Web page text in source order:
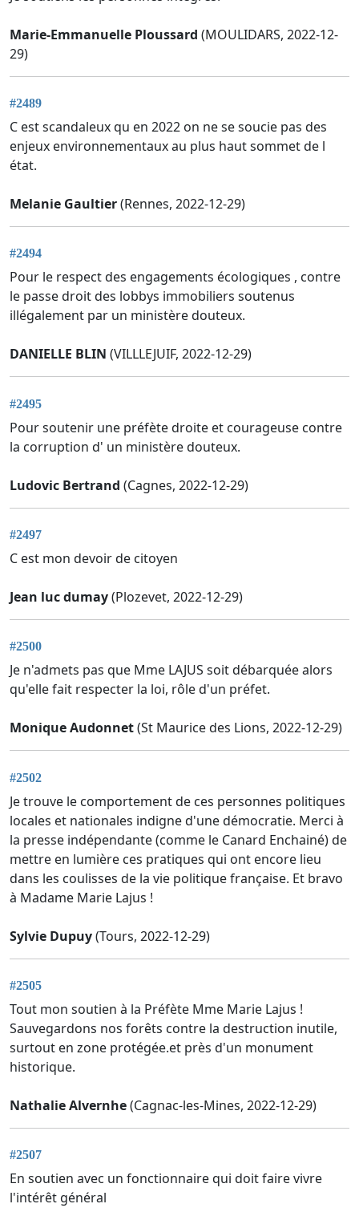
Marie-Emmanuelle Ploussard (MOULIDARS, 2022-12-
29)
#2489
C est scandaleux qu en 2022 on ne se soucie pas des
enjeux environnementaux au plus haut sommet de l
état.
Melanie Gaultier(Rennes, 2022-12-29)
#2494
Pour le respect des engagements écologiques , contre
le passe droit des lobbys immobiliers soutenus
illégalement par un ministère douteux.
DANIELLE BLIN (VILLLEJUIF, 2022-12-29)
#2495
Pour soutenir une préfète droite et courageuse contre
la corruption d' un ministère douteux.
Ludovic Bertrand (Cagnes, 2022-12-29)
#2497
C est mon devoir de citoyen
Jean luc dumay(Plozevet, 2022-12-29)
#2500
Je n'admets pas que Mme LAJUS soit débarquée alors
qu'elle fait respecter la loi, rôle d'un préfet.
Monique Audonnet(St Maurice des Lions, 2022-12-29)
#2502
Je trouve le comportement de ces personnes politiques
locales et nationales indigne d'une démocratie. Merci à
la presse indépendante (comme le Canard Enchainé) de
mettre en lumière ces pratiques qui ont encore lieu
dans les coulisses de la vie politique française. Et bravo
à Madame Marie Lajus !
Sylvie Dupuy(Tours, 2022-12-29)
#2505
Tout mon soutien à la Préfète Mme Marie Lajus !
Sauvegardons nos forêts contre la destruction inutile,
surtout en zone protégée.et près d'un monument
historique.
Nathalie Alvernhe(Cagnac-les-Mines, 2022-12-29)
#2507
En soutien avec un fonctionnaire qui doit faire vivre
l'intérêt général